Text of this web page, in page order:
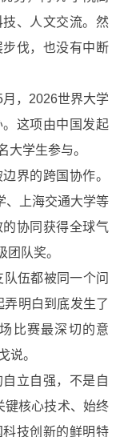
技、人文交流。然
伐，也没有中断
，2026世界大学
这项由中国发起
大学生参与。
界的跨国协作。
、上海交通大学等
协同获得全球气
队奖。
伍都被同一个问
弄明白到底发生了
比赛最深切的意
说。
立自强，不是自
键核心技术、始终
技创新的鲜明特